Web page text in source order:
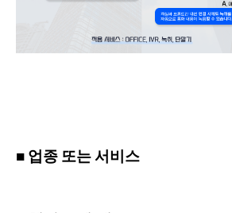
■ 업종 또는 서비스